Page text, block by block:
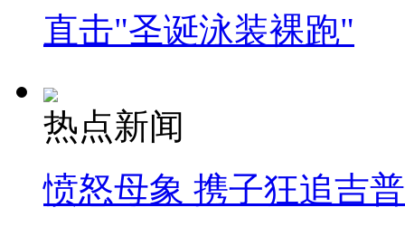
直击"圣诞泳装裸跑"
热点新闻
愤怒母象 携子狂追吉